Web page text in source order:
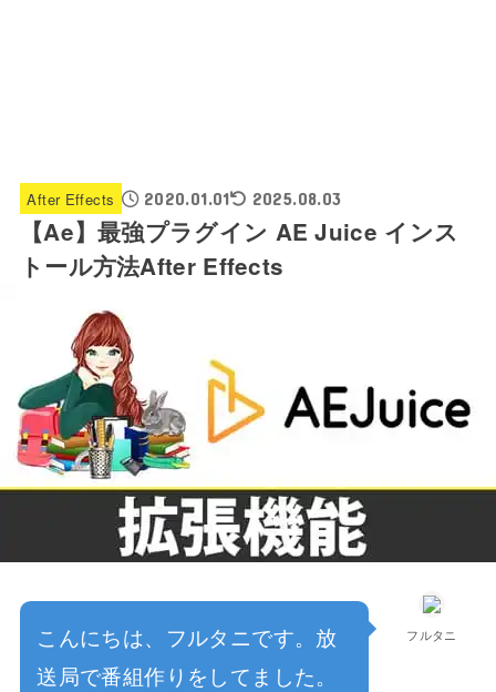
After Effects 2020.01.01 2025.08.03
【Ae】最強プラグイン AE Juice インス
トール方法After Effects
フルタニ
こんにちは、フルタニです。放
送局で番組作りをしてました。